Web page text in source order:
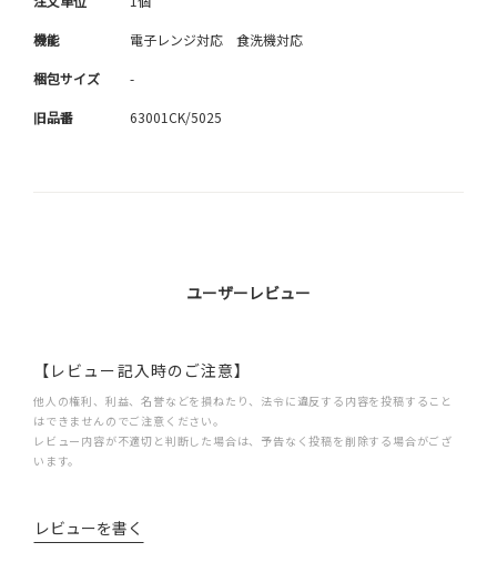
機能 電子レンジ対応 食洗機対応
梱包サイズ -
旧品番 63001CK/5025
ユーザーレビュー
【レビュー記入時のご注意】
他人の権利、利益、名誉などを損ねたり、法令に違反する内容を投稿すること
はできませんのでご注意ください。
レビュー内容が不適切と判断した場合は、予告なく投稿を削除する場合がござ
います。
レビューを書く